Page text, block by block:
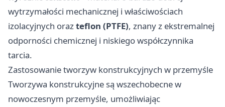
wytrzymałości mechanicznej i właściwościach
izolacyjnych orazteflon (PTFE), znany z ekstremalnej
odporności chemicznej i niskiego współczynnika
tarcia.
Zastosowanie tworzyw konstrukcyjnych w przemyśle
Tworzywa konstrukcyjne są wszechobecne w
nowoczesnym przemyśle, umożliwiając